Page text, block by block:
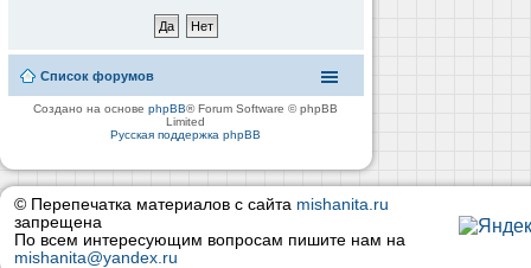
Список форумов
Создано на основеphpBB® Forum Software © phpBB
Limited
Русская поддержка phpBB
© Перепечатка материалов с сайта mishanita.ru
запрещена
По всем интересующим вопросам пишите нам на
mishanita@yandex.ru